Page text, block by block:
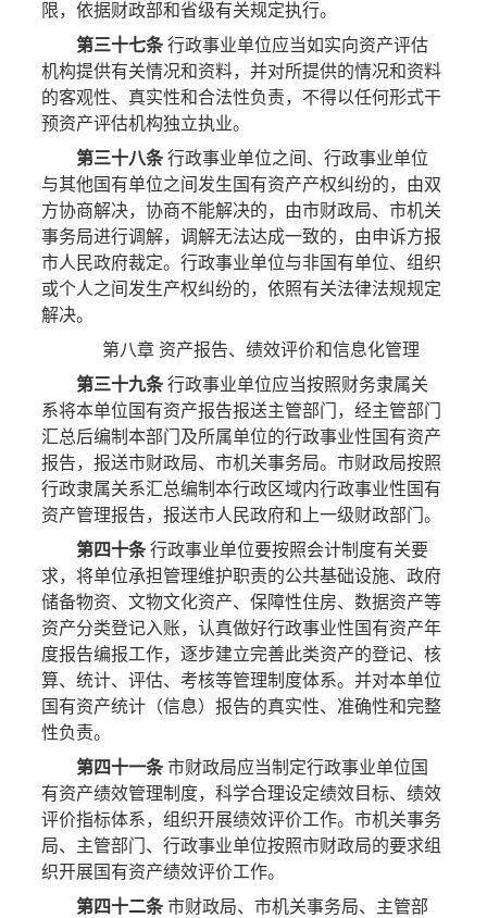
限，依据财政部和省级有关规定执行。
第三十七条行政事业单位应当如实向资产评估
机构提供有关情况和资料，并对所提供的情况和资料
的客观性、真实性和合法性负责，不得以任何形式干
预资产评估机构独立执业。
第三十八条行政事业单位之间、行政事业单位
与其他国有单位之间发生国有资产产权纠纷的，由双
方协商解决，协商不能解决的，由市财政局、市机关
事务局进行调解，调解无法达成一致的，由申诉方报
市人民政府裁定。行政事业单位与非国有单位、组织
或个人之间发生产权纠纷的，依照有关法律法规规定
解决。
第八章 资产报告、绩效评价和信息化管理
第三十九条行政事业单位应当按照财务隶属关
系将本单位国有资产报告报送主管部门，经主管部门
汇总后编制本部门及所属单位的行政事业性国有资产
报告，报送市财政局、市机关事务局。市财政局按照
行政隶属关系汇总编制本行政区域内行政事业性国有
资产管理报告，报送市人民政府和上一级财政部门。
第四十条行政事业单位要按照会计制度有关要
求，将单位承担管理维护职责的公共基础设施、政府
储备物资、文物文化资产、保障性住房、数据资产等
资产分类登记入账，认真做好行政事业性国有资产年
度报告编报工作，逐步建立完善此类资产的登记、核
算、统计、评估、考核等管理制度体系。并对本单位
国有资产统计（信息）报告的真实性、准确性和完整
性负责。
第四十一条市财政局应当制定行政事业单位国
有资产绩效管理制度，科学合理设定绩效目标、绩效
评价指标体系，组织开展绩效评价工作。市机关事务
局、主管部门、行政事业单位按照市财政局的要求组
织开展国有资产绩效评价工作。
第四十二条市财政局、市机关事务局、主管部